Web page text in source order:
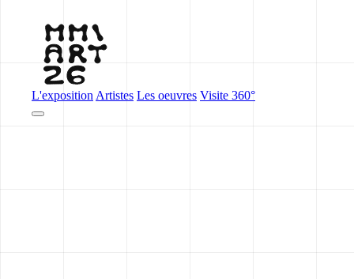
L'exposition Artistes Les oeuvres Visite 360°